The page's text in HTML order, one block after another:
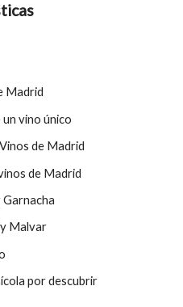
Madrid
un vino único
de Madrid
de Madrid
Malvar
por descubrir